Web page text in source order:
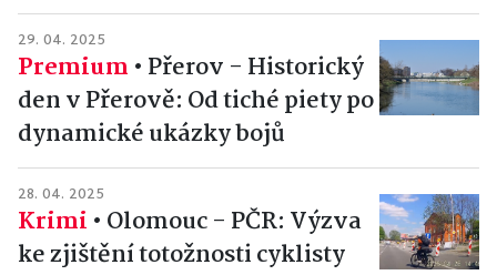
29. 04. 2025
Premium • Přerov - Historický
den v Přerově: Od tiché piety po
dynamické ukázky bojů
28. 04. 2025
Krimi • Olomouc - PČR: Výzva
ke zjištění totožnosti cyklisty